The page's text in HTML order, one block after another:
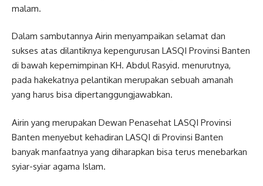
malam.
Dalam sambutannya Airin menyampaikan selamat dan
sukses atas dilantiknya kepengurusan LASQI Provinsi Banten
di bawah kepemimpinan KH. Abdul Rasyid. menurutnya,
pada hakekatnya pelantikan merupakan sebuah amanah
yang harus bisa dipertanggungjawabkan.
Airin yang merupakan Dewan Penasehat LASQI Provinsi
Banten menyebut kehadiran LASQI di Provinsi Banten
banyak manfaatnya yang diharapkan bisa terus menebarkan
syiar-syiar agama Islam.